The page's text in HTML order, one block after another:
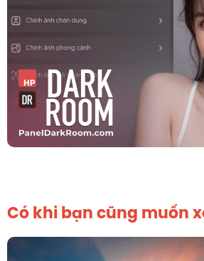
Có khi bạn cũng muốn